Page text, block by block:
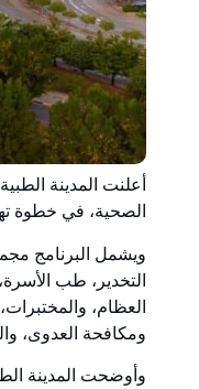
الصحية، في خطوة
ويشمل البرنامج
التخدير، طب
العظام،
ومكافحة العدوى،
وأوضحت المدينة